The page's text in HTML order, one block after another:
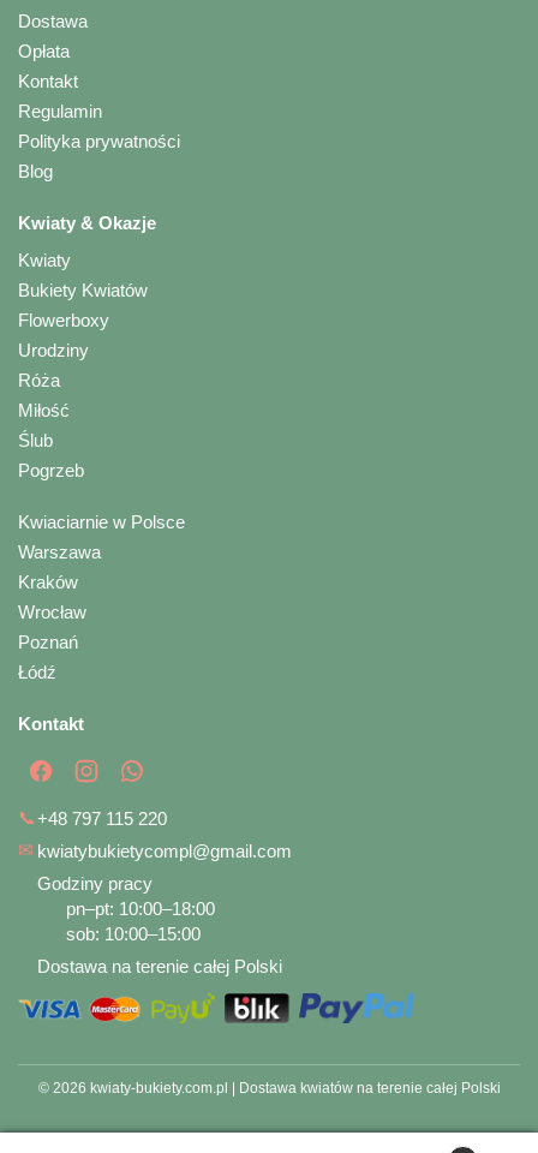
Dostawa
Opłata
Kontakt
Regulamin
Polityka prywatności
Blog
Kwiaty & Okazje
Kwiaty
Bukiety Kwiatów
Flowerboxy
Urodziny
Róża
Miłość
Ślub
Pogrzeb
Kwiaciarnie w Polsce
Warszawa
Kraków
Wrocław
Poznań
Łódź
Kontakt
📞+48 797 115 220
✉ kwiatybukietycompl@gmail.com
Godziny pracy
pn–pt: 10:00–18:00
sob: 10:00–15:00
Dostawa na terenie całej Polski
© 2026 kwiaty-bukiety.com.pl | Dostawa kwiatów na terenie całej Polski